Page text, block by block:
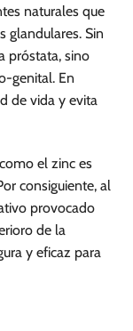
naturales que
glandulares. Sin
próstata, sino
genital. En
de vida y evita
el zinc es
consiguiente, al
provocado
de la
y eficaz para